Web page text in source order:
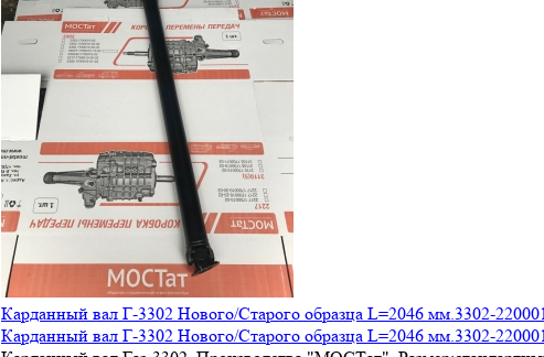
Карданный вал Г-3302 Нового/Старого образца L=2046 мм.3302-
Карданный вал Г-3302 Нового/Старого образца L=2046 мм.3302-